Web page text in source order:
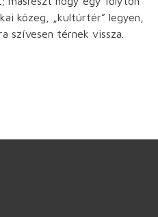
közeg, „kultúrtér” legyen,
szívesen térnek vissza.